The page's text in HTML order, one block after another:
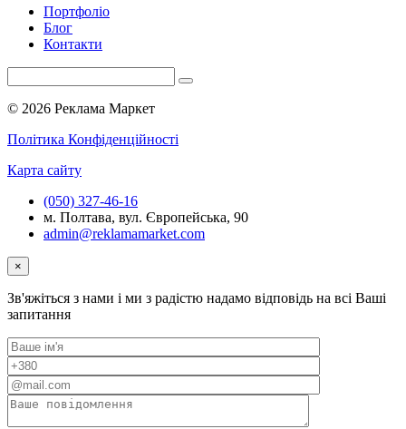
Портфоліо
Блог
Контакти
© 2026 Реклама Маркет
Політика Конфіденційності
Карта сайту
(050) 327-46-16
м. Полтава, вул. Європейська, 90
admin@reklamamarket.com
×
Зв'яжіться з нами і ми з радістю надамо відповідь на всі Ваші
запитання